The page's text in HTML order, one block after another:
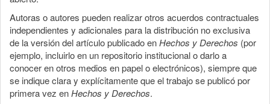
Autoras o autores pueden realizar otros acuerdos contractuales
independientes y adicionales para la distribución no exclusiva
de la versión del artículo publicado enHechos y Derechos (por
ejemplo, incluirlo en un repositorio institucional o darlo a
conocer en otros medios en papel o electrónicos), siempre que
se indique clara y explícitamente que el trabajo se publicó por
primera vez enHechos y Derechos.